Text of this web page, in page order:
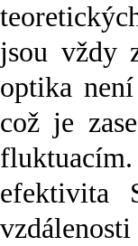
jsou vždy
optika
což je
efektivita